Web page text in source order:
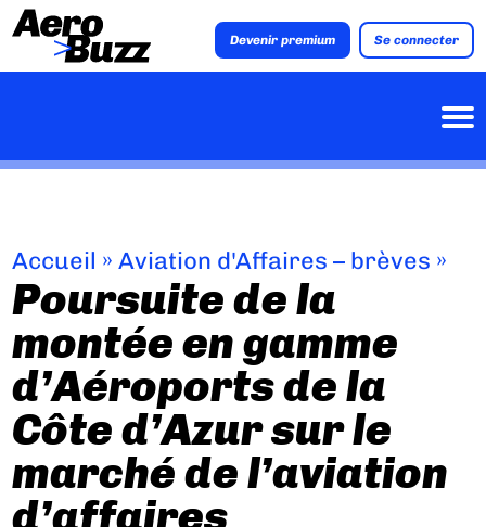
Devenir premium Se connecter
Accueil »Aviation d'Affaires – brèves »
Poursuite de la
montée en gamme
d’Aéroports de la
Côte d’Azur sur le
marché de l’aviation
d’affaires